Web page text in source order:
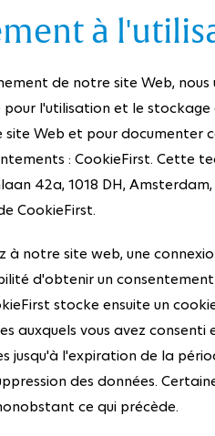
à
de notre site Web,
l'utilisation et le stockage
Web et pour documenter
: CookieFirst. Cette
42a, 1018 DH,
CookieFirst.
à notre site web, une
d'obtenir un
stocke ensuite un
auxquels vous avez
jusqu'à l'expiration de la
des données.
ce qui précède.